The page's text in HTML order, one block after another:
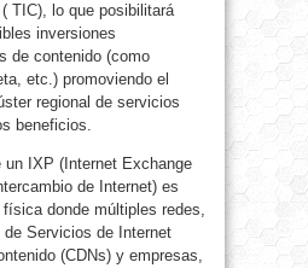
TIC), lo que posibilitará
inversiones
de contenido (como
etc.) promoviendo el
regional de servicios
beneficios.
un IXP (Internet Exchange
de Internet) es
donde múltiples redes,
Servicios de Internet
(CDNs) y empresas,